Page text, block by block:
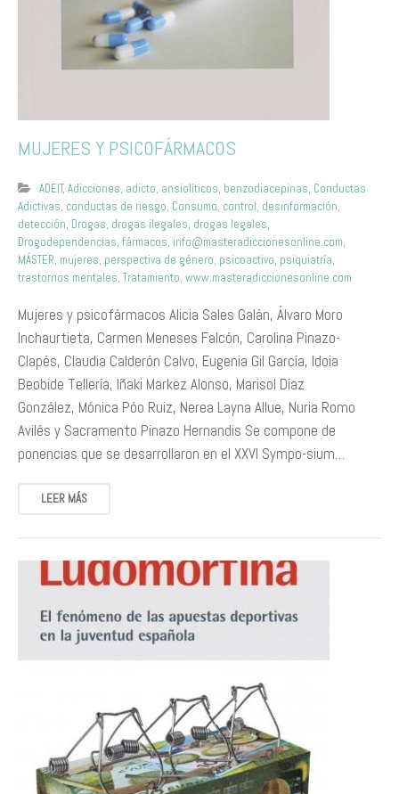
MUJERES Y PSICOFÁRMACOS
ADEIT, Adicciones, adicto, ansiolíticos, benzodiacepinas, Conductas
Adictivas, conductas de riesgo, Consumo, control, desinformación,
detección, Drogas, drogas ilegales, drogas legales,
Drogodependencias, fármacos, info@masteradiccionesonline.com,
MÁSTER, mujeres, perspectiva de género, psicoactivo, psiquiatría,
trastornos mentales, Tratamiento, www.masteradiccionesonline.com
Mujeres y psicofármacos Alicia Sales Galán, Álvaro Moro
Inchaurtieta, Carmen Meneses Falcón, Carolina Pinazo-
Clapés, Claudia Calderón Calvo, Eugenia Gil García, Idoia
Beobide Tellería, Iñaki Markez Alonso, Marisol Díaz
González, Mónica Póo Ruiz, Nerea Layna Allue, Nuria Romo
Avilés y Sacramento Pinazo Hernandis Se compone de
ponencias que se desarrollaron en el XXVI Sympo-sium…
LEER MÁS